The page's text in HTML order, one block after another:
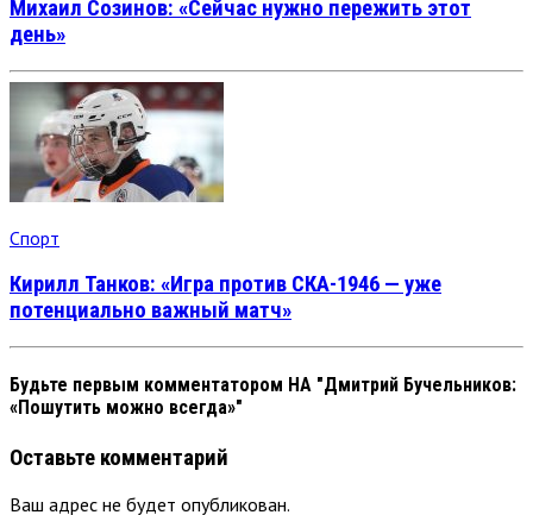
Михаил Созинов: «Сейчас нужно пережить этот
день»
Спорт
Кирилл Танков: «Игра против СКА-1946 — уже
потенциально важный матч»
Будьте первым комментатором НА "Дмитрий Бучельников:
«Пошутить можно всегда»"
Оставьте комментарий
Ваш адрес не будет опубликован.